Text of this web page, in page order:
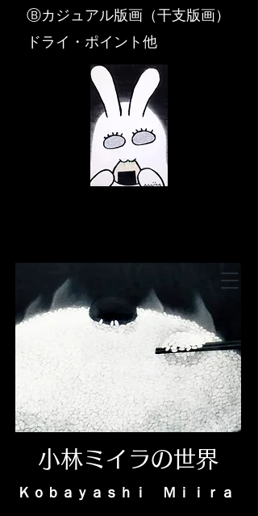
​Ⓑカジュアル版画（干支版画）
ドライ・ポイント他
© Copyright 저작권 보호 대상입니
© Copyright 저작권 보호 대상입니
다.
© Copyright 저작권 보호 대상입니
小林ミイラの世界
​Ｋｏｂａｙａｓｈｉ Ｍｉｉｒａ